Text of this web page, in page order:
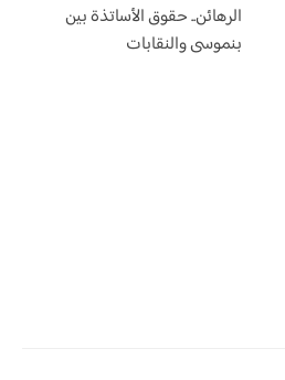
الرهائن.. حقوق الأساتذة بين
بنموسى والنقابات